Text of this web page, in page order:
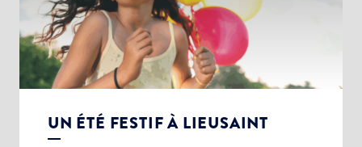
UN ÉTÉ FESTIF À LIEUSAINT